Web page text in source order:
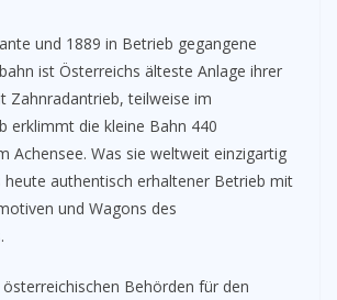
und 1889 in Betrieb gegangene
ist Österreichs älteste Anlage ihrer
Zahnradantrieb, teilweise im
erklimmt die kleine Bahn 440
Achensee. Was sie weltweit einzigartig
heute authentisch erhaltener Betrieb mit
und Wagons des
Behörden für den